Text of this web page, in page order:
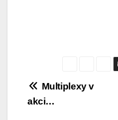
Navigace
pro
Multiplexy v
akci…